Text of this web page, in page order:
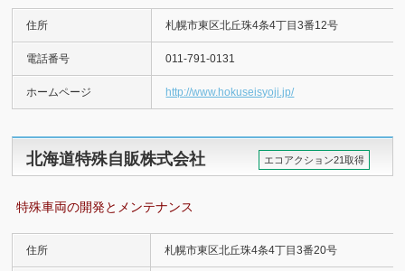
住所 札幌市東区北丘珠4条4丁目3番12号
電話番号 011-791-0131
ホームページ http://www.hokuseisyoji.jp/
北海道特殊自販株式会社 エコアクション21取得
特殊車両の開発とメンテナンス
住所 札幌市東区北丘珠4条4丁目3番20号